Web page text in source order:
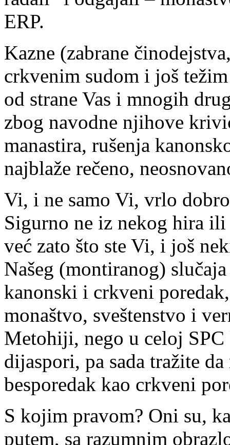
ERP.
Kazne (zabrane
crkvenim sudom i još
od strane Vas i mnogih
zbog navodne njihove
manastira, rušenja
najblaže rečeno,
Vi, i ne samo Vi, vrlo
Sigurno ne iz nekog hira
već zato što ste Vi, i još
Našeg (montiranog)
kanonski i crkveni
monaštvo, sveštenstvo i
Metohiji, nego u celoj
dijaspori, pa sada tražite
besporedak kao crkveni
S kojim pravom? Oni su,
putem, sa razumnim